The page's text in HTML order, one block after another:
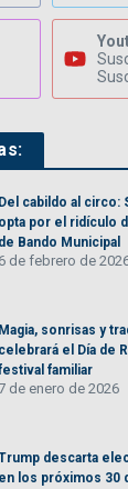
Del cabildo al circo:
opta por el ridículo
de Bando Municipal
6 de febrero de
Magia, sonrisas y
celebrará el Día de
familiar
de enero de 2026
descarta
en los próximos 30